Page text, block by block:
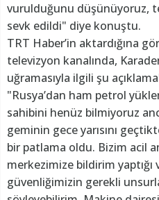
vurulduğunu düşünüyoruz,
sevk edildi" diye konuştu.
TRT Haber’in aktardığına
televizyon kanalında,
uğramasıyla ilgili şu
"Rusya’dan ham petrol
sahibini henüz bilmiyoruz
geminin gece yarısını
bir patlama oldu. Bizim acil
merkezimize bildirim yaptığı
güvenliğimizin gerekli